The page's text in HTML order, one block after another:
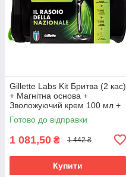
Gillette Labs Kit Бритва (2 кас)
+ Магнітна основа +
Зволожуючий крем 100 мл +
сумка 02764
Готово до відправки
1 081,50 ₴ 1 442 ₴
Купити